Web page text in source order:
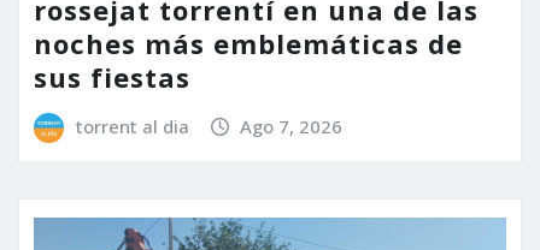
rossejat torrentí en una de las
noches más emblemáticas de
sus fiestas
torrent al dia Ago 7, 2026